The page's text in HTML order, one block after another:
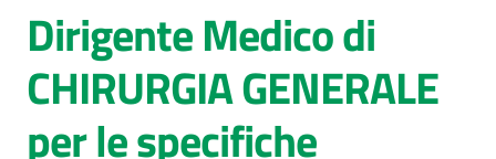
Servizi
Luoghi di
Salta al contenuto
Dirigente Medico di
CHIRURGIA GENERALE
per le specifiche